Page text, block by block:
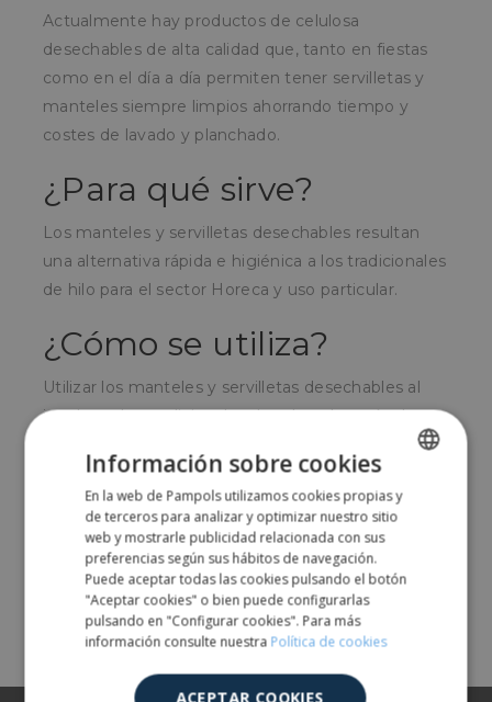
Actualmente hay productos de celulosa
desechables de alta calidad que, tanto en fiestas
como en el día a día permiten tener servilletas y
manteles siempre limpios ahorrando tiempo y
costes de lavado y planchado.
¿Para qué sirve?
Los manteles y servilletas desechables resultan
una alternativa rápida e higiénica a los tradicionales
de hilo para el sector Horeca y uso particular.
¿Cómo se utiliza?
Utilizar los manteles y servilletas desechables al
igual que los tradicionales de tela y después de su
uso se tiran al cubo de reciclaje correspondiente.
¿Para quién?
Para el sector hostelería y para uso particular.
Comparte
SPANISH
ENGLISH
Información sobre cookies
En la web de Pampols utilizamos cookies propias y
de terceros para analizar y optimizar nuestro sitio
web y mostrarle publicidad relacionada con sus
preferencias según sus hábitos de navegación.
Puede aceptar todas las cookies pulsando el botón
"Aceptar cookies" o bien puede configurarlas
pulsando en "Configurar cookies". Para más
información consulte nuestra Política de cookies
ACEPTAR COOKIES